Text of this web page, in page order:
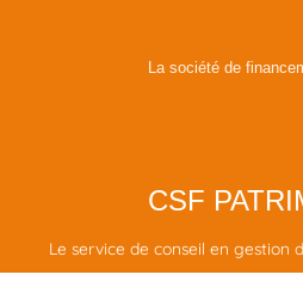
La société de
CSF
Le service de conseil en gestion